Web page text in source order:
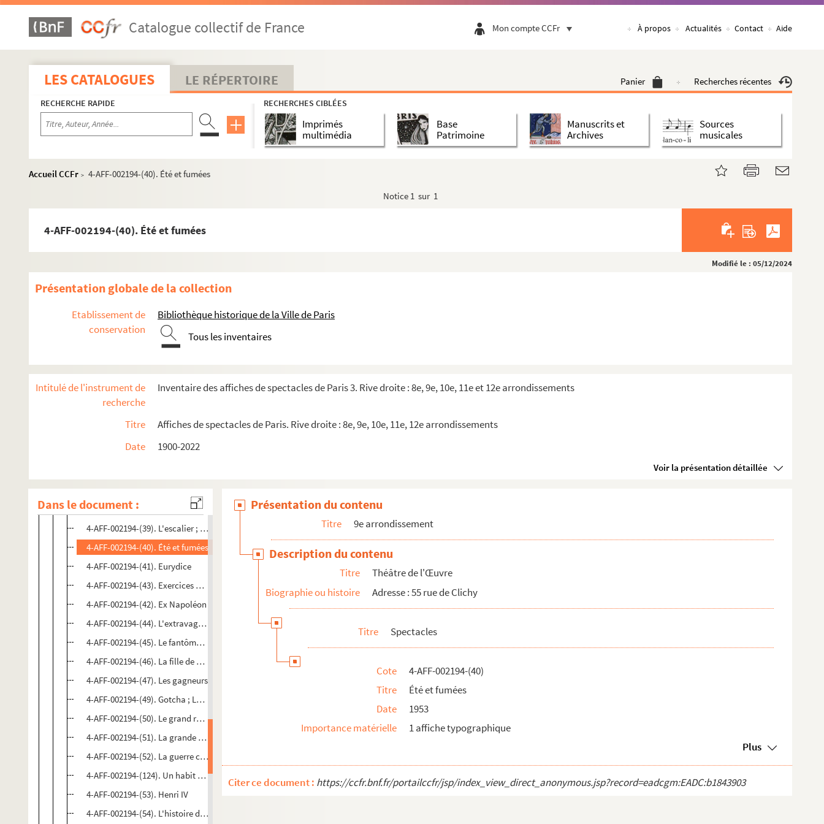
Catalogue collectif de France Mon compte CCFr À propos Actualités Contact Aide
LES CATALOGUES LE RÉPERTOIRE Panier Recherches récentes
RECHERCHE RAPIDE RECHERCHES CIBLÉES
Imprimés
multimédia
Base
Patrimoine
Manuscrits et
Archives
Sources
musicales
Accueil CCFr > 4-AFF-002194-(40). Été et fumées
Notice 1 sur 1
4-AFF-002194-(40). Été et fumées
Modifié le : 05/12/2024
Présentation globale de la collection
Etablissement de
conservation
Bibliothèque historique de la Ville de Paris
Tous les inventaires
Intitulé de l'instrument de
recherche
Inventaire des affiches de spectacles de Paris 3. Rive droite : 8e, 9e, 10e, 11e et 12e arrondissements
Titre
Affiches de spectacles de Paris. Rive droite : 8e, 9e, 10e, 11e, 12e arrondissements
Date
1900-2022
Voir la présentation détaillée
Dans le document :
4-AFF-002194-(13). La brise-l'âme
4-AFF-002194-(14). La campagne
4-AFF-002194-(15). Camus… Sartre… et les autres
4-AFF-002194-(16). Célimène et le cardinal
4-AFF-002194-(17). La chasse aux dragons
4-AFF-002194-(18). Chaud et froid
4-AFF-002194-(20). Comme les dieux
4-AFF-002194-(23). Le costume
4-AFF-002194-(26). David et Edward
4-AFF-002194-(28). Les demoiselles du large
4-AFF-002194-(29). Deux femmes pour un fantôme ; La baby-sitter
4-AFF-002194-(31). Les dimanches de monsieur Riley
4-AFF-002194-(32). Dom Juan
4-AFF-002194-(34). L'école des bouffons; Le chant funèbre
4-AFF-002194-(35). L'école des femmes ; L'école des autres
4-AFF-002194-(37). L'épouvantail
4-AFF-002194-(38). L'escalier
4-AFF-002194-(39). L'escalier ; Compagnie
4-AFF-002194-(40). Été et fumées
4-AFF-002194-(41). Eurydice
4-AFF-002194-(43). Exercices de style
4-AFF-002194-(42). Ex Napoléon
4-AFF-002194-(44). L'extravagant mister Wilde ou Le diable n'existe pas
4-AFF-002194-(45). Le fantôme et la baby-sitter
4-AFF-002194-(46). La fille de Stockholm
4-AFF-002194-(47). Les gagneurs
4-AFF-002194-(49). Gotcha ; La brise l'âme
4-AFF-002194-(50). Le grand retour de Boris S.
4-AFF-002194-(51). La grande Catherine
4-AFF-002194-(52). La guerre civile
4-AFF-002194-(124). Un habit pour l'hiver
4-AFF-002194-(53). Henri IV
4-AFF-002194-(54). L'histoire de Tobie et de Sara
Présentation du contenu
Titre 9e arrondissement
Description du contenu
Titre
Théâtre de l'Œuvre
Biographie ou histoire
Adresse : 55 rue de Clichy
Titre Spectacles
Cote
4-AFF-002194-(40)
Titre
Été et fumées
Date
1953
Importance matérielle
1 affiche typographique
Plus
Citer ce document : https://ccfr.bnf.fr/portailccfr/jsp/index_view_direct_anonymous.jsp?record=eadcgm:EADC:b1843903